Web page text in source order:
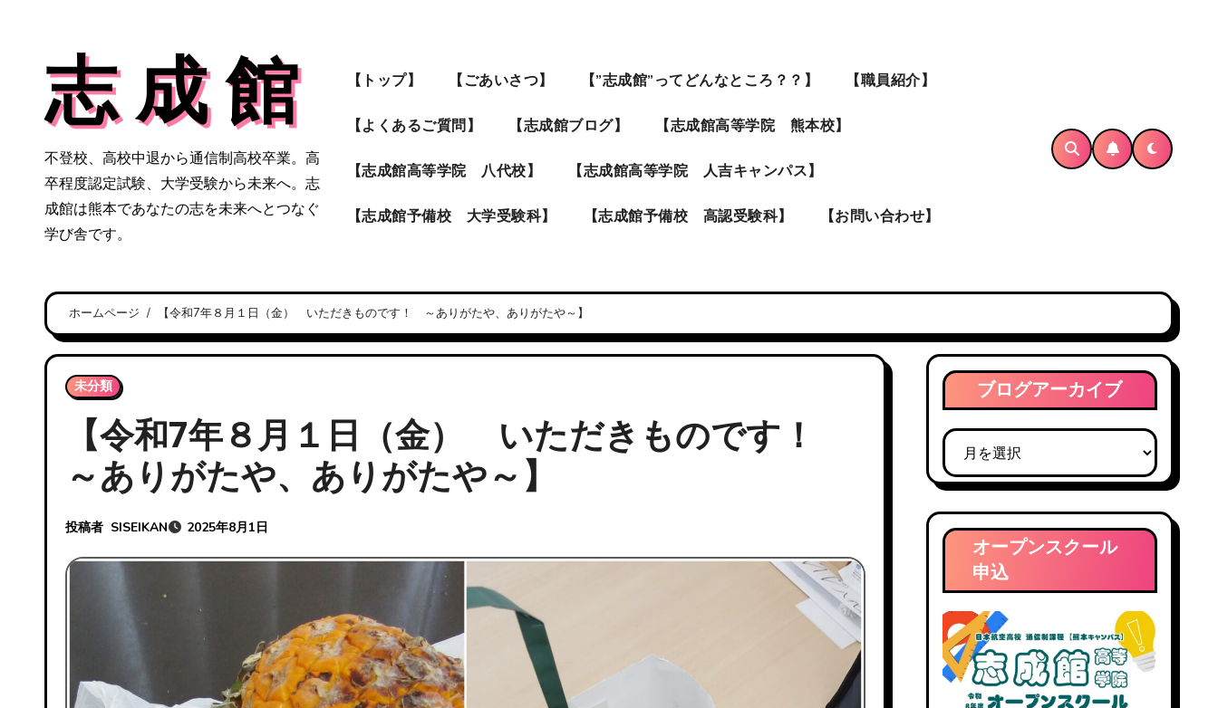
志 成 館
不登校、高校中退から通信制高校卒業。高
卒程度認定試験、大学受験から未来へ。志
成館は熊本であなたの志を未来へとつなぐ
学び舎です。
【トップ】 【ごあいさつ】 【”志成館”ってどんなところ？？】 【職員紹介】
【よくあるご質問】 【志成館ブログ】 【志成館高等学院 熊本校】
【志成館高等学院 八代校】 【志成館高等学院 人吉キャンパス】
【志成館予備校 大学受験科】 【志成館予備校 高認受験科】 【お問い合わせ】
ホームページ 【令和7年８月１日（金） いただきものです！ ～ありがたや、ありがたや～】
未分類
【令和7年８月１日（金） いただきものです！
～ありがたや、ありがたや～】
投稿者 SISEIKAN 2025年8月1日
ブログアーカイブ
ブ
ロ
グ
ア
ー
イ
ブ
オープンスクール
申込